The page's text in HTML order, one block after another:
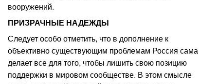
вооружений.
ПРИЗРАЧНЫЕ НАДЕЖДЫ
Следует особо отметить, что в дополнение к
объективно существующим проблемам Россия сама
делает все для того, чтобы лишить свою позицию
поддержки в мировом сообществе. В этом смысле